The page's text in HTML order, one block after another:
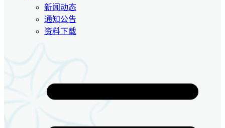
新闻动态
通知公告
资料下载